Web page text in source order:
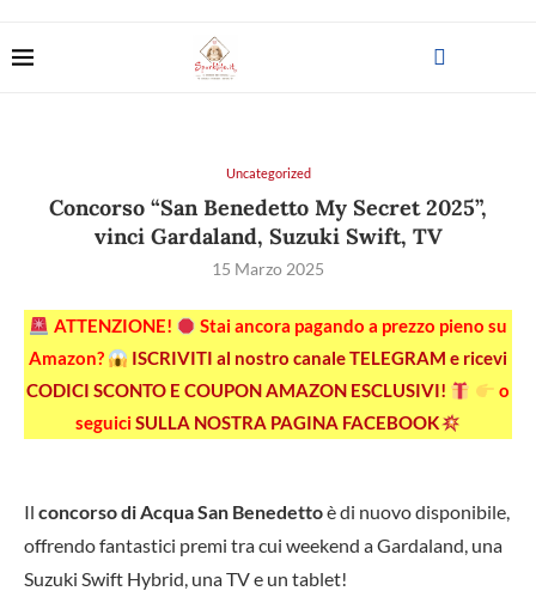
Uncategorized
Concorso “San Benedetto My Secret 2025”,
vinci Gardaland, Suzuki Swift, TV
15 Marzo 2025
ATTENZIONE!
Stai ancora pagando a prezzo pieno su
Amazon?
ISCRIVITI al nostro canale TELEGRAM e ricevi
CODICI SCONTO E COUPON AMAZON ESCLUSIVI!
o
seguiciSULLA NOSTRA PAGINA FACEBOOK
Il concorso di Acqua San Benedettoè di nuovo disponibile,
offrendo fantastici premi tra cui weekend a Gardaland, una
Suzuki Swift Hybrid, una TV e un tablet!